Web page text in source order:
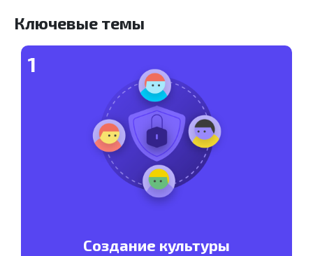
Ключевые темы
1
Создание культуры